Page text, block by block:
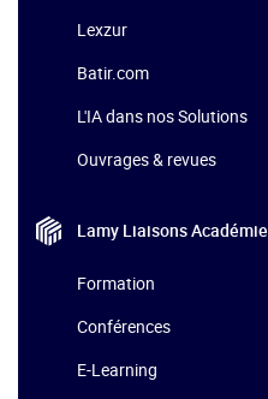
Lexzur
Batir.com
L'IA dans nos Solutions
Ouvrages & revues
Lamy LiaisonsAcadémie
Formation
Conférences
E-Learning